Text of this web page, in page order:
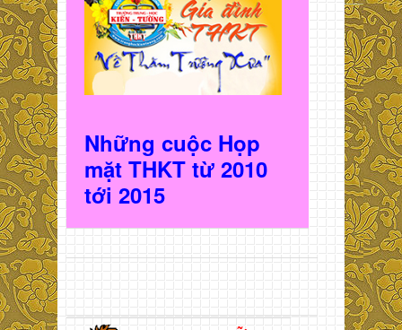
Những cuộc Họp
mặt THKT từ 2010
tới 2015